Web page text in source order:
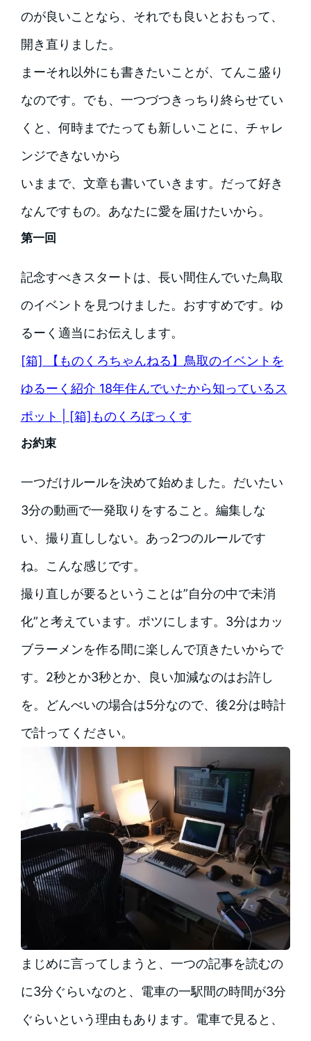
のが良いことなら、それでも良いとおもって、
開き直りました。
まーそれ以外にも書きたいことが、てんこ盛り
なのです。でも、一つづつきっちり終らせてい
くと、何時までたっても新しいことに、チャレ
ンジできないから
いままで、文章も書いていきます。だって好き
なんですもの。あなたに愛を届けたいから。
第一回
記念すべきスタートは、長い間住んでいた鳥取
のイベントを見つけました。おすすめです。ゆ
るーく適当にお伝えします。
[箱] 【ものくろちゃんねる】鳥取のイベントを
ゆるーく紹介 18年住んでいたから知っているス
ポット | [箱]ものくろぼっくす
お約束
一つだけルールを決めて始めました。だいたい
3分の動画で一発取りをすること。編集しな
い、撮り直ししない。あっ2つのルールです
ね。こんな感じです。
撮り直しが要るということは”自分の中で未消
化”と考えています。ポツにします。3分はカッ
ブラーメンを作る間に楽しんで頂きたいからで
す。2秒とか3秒とか、良い加減なのはお許し
を。どんべいの場合は5分なので、後2分は時計
で計ってください。
まじめに言ってしまうと、一つの記事を読むの
に3分ぐらいなのと、電車の一駅間の時間が3分
ぐらいという理由もあります。電車で見ると、